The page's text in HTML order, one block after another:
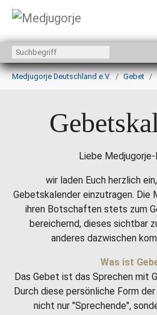
Zum Hauptinhalt springen
Sie sind hier:
Medjugorje Deutschland e.V.
Gebet
Liebe Medjugorje-
wir laden Euch herzlich
Gebetskalender einzutragen.
ihren Botschaften stets zum
bereichernd, dieses sichtbar
anderes dazwischen
Was ist
Das Gebet ist das Sprechen mit
Durch diese persönliche Form
nicht nur "Sprechende",